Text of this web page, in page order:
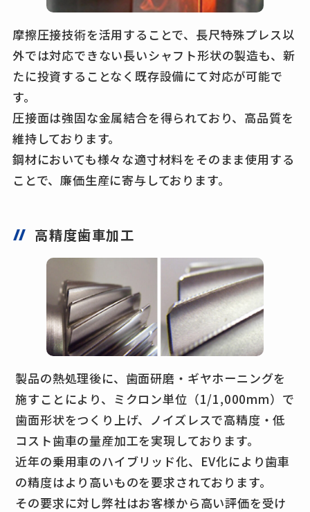
摩擦圧接技術を活用することで、長尺特殊プレス以
外では対応できない長いシャフト形状の製造も、新
たに投資することなく既存設備にて対応が可能で
す。
圧接面は強固な金属結合を得られており、高品質を
維持しております。
鋼材においても様々な適寸材料をそのまま使用する
ことで、廉価生産に寄与しております。
高精度歯車加工
製品の熱処理後に、歯面研磨・ギヤホーニングを
施すことにより、ミクロン単位（1/1,000mm）で
歯面形状をつくり上げ、ノイズレスで高精度・低
コスト歯車の量産加工を実現しております。
近年の乗用車のハイブリッド化、EV化により歯車
の精度はより高いものを要求されております。
その要求に対し弊社はお客様から高い評価を受け